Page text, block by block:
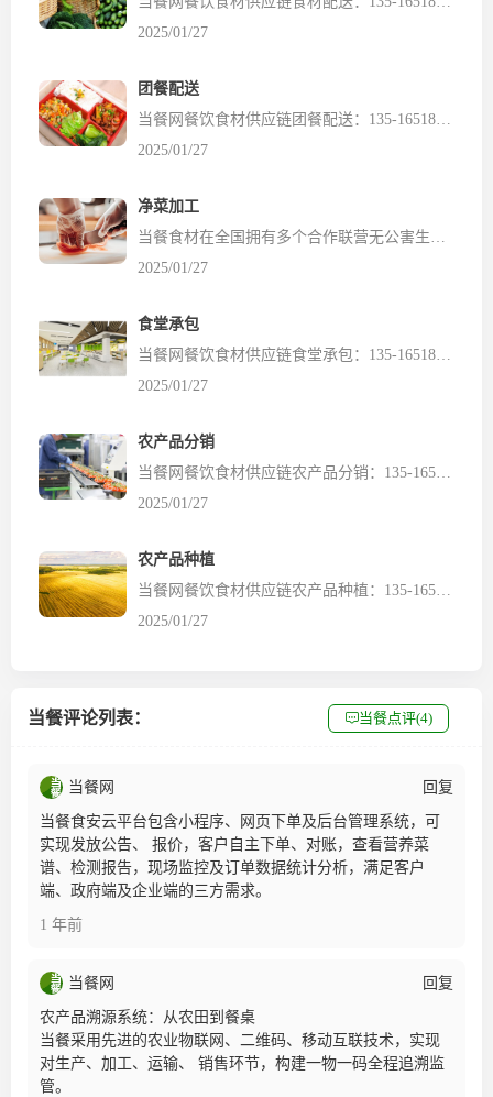
2025/01/27
团餐配送
2025/01/27
净菜加工
2025/01/27
食堂承包
2025/01/27
农产品分销
2025/01/27
农产品种植
2025/01/27
当餐评论列表： 当餐点评(4)
当餐网 回复
当餐食安云平台包含小程序、网页下单及后台管理系统，可
实现发放公告、 报价，客户自主下单、对账，查看营养菜
谱、检测报告，现场监控及订单数据统计分析，满足客户
端、政府端及企业端的三方需求。
1 年前
当餐网 回复
农产品溯源系统：从农田到餐桌
当餐采用先进的农业物联网、二维码、移动互联技术，实现
对生产、加工、运输、 销售环节，构建一物一码全程追溯监
管。